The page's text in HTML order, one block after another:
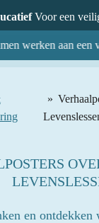
Voor een
werken aan een
»
en